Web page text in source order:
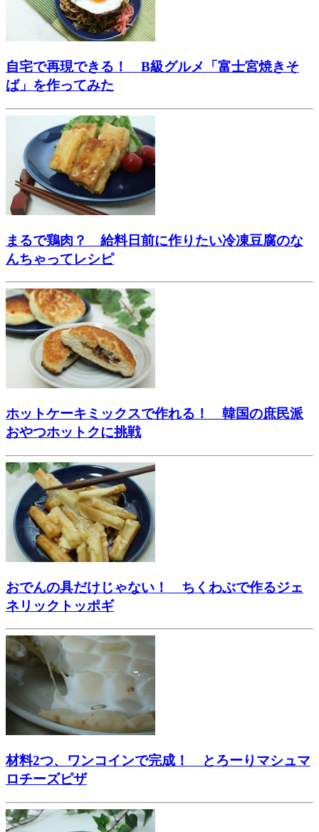
自宅で再現できる！ B級グルメ「富士宮焼きそ
ば」を作ってみた
まるで鶏肉？ 給料日前に作りたい冷凍豆腐のな
んちゃってレシピ
ホットケーキミックスで作れる！ 韓国の庶民派
おやつホットクに挑戦
おでんの具だけじゃない！ ちくわぶで作るジェ
ネリックトッポギ
材料2つ、ワンコインで完成！ とろーりマシュマ
ロチーズピザ